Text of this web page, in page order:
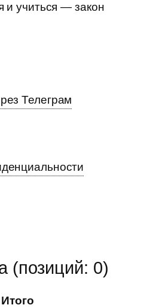
и учиться — закон
Телеграм
(позиций: 0)
Итого